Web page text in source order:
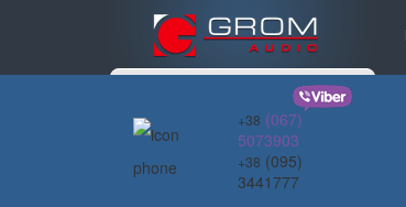
+38 (067)
5073903
+38 (095)
3441777